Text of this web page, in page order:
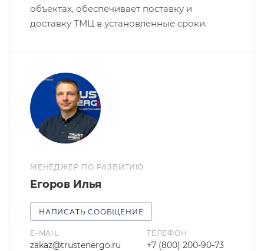
объектах, обеспечивает поставку и
доставку ТМЦ в установленные сроки.
МЕНЕДЖЕР ПО РАЗВИТИЮ
Егоров Илья
НАПИСАТЬ СООБЩЕНИЕ
E-MAIL
zakaz@trustenergo.ru
ТЕЛЕФОН
+7 (800) 200-90-73